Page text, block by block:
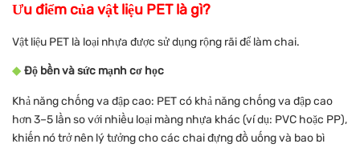
Ưu điểm của vật liệu PET là gì?
Vật liệu PET là loại nhựa được sử dụng rộng rãi để làm chai.
◆ Độ bền và sức mạnh cơ học
Khả năng chống va đập cao: PET có khả năng chống va đập cao
hơn 3–5 lần so với nhiều loại màng nhựa khác (ví dụ: PVC hoặc PP),
khiến nó trở nên lý tưởng cho các chai đựng đồ uống và bao bì